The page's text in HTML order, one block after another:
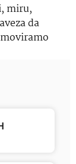
, miru,
da